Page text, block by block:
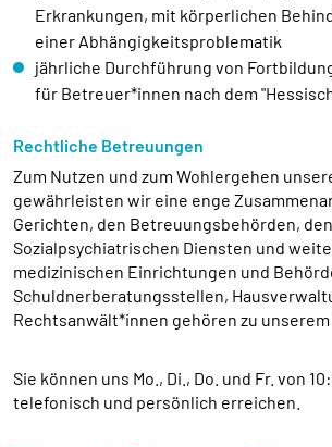
Erkrankungen, mit körperlichen
einer Abhängigkeitsproblematik
jährliche Durchführung von
für Betreuer*innen nach dem
Rechtliche Betreuungen
Zum Nutzen und zum Wohlergehen
gewährleisten wir eine enge
Gerichten, den Betreuungsbehörden, den
Sozialpsychiatrischen Diensten und
medizinischen Einrichtungen und
Schuldnerberatungsstellen,
Rechtsanwält*innen gehören zu unserem
Sie können uns Mo., Di., Do. und Fr. von
telefonisch und persönlich erreichen.
Name:
_ga, _gid, _gat_*, test_cookie
Anbieter:
Google Ireland Limited Gordon
Anzeige von Google Maps Karten
Cookie Laufzeit:
1 Tag, _ga 2 Jahre